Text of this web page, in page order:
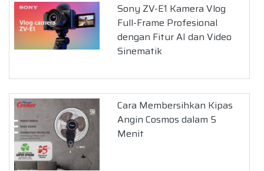
Sony ZV-E1 Kamera Vlog
Full-Frame Profesional
dengan Fitur AI dan Video
Sinematik
Cara Membersihkan Kipas
Angin Cosmos dalam 5
Menit